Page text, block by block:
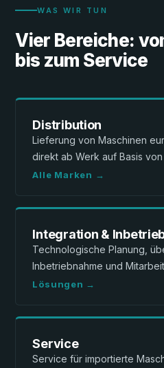
WAS WIR TUN
Vier Bereiche:
bis zum Service
Distribution
Lieferung von Maschinen
direkt ab Werk auf Basis
Alle Marken →
Integration &
Technologische Planung,
Inbetriebnahme und
Lösungen →
Service
Service für importierte